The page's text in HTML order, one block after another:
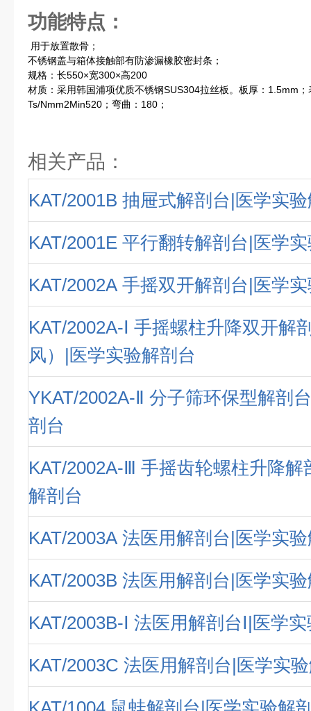
功能特点：
用于放置散骨；
不锈钢盖与箱体接触部有防渗漏橡胶密封条；
规格：长550×宽300×高200
材质：采用韩国浦项优质不锈钢SUS304拉丝板。板厚：1.5mm
Ts/Nmm2Min520；弯曲：180；
相关产品：
KAT/2001B 抽屉式解剖台|医学实
KAT/2001E 平行翻转解剖台|医学
KAT/2002A 手摇双开解剖台|医学
KAT/2002A-Ⅰ 手摇螺柱升降双开解
风）|医学实验解剖台
YKAT/2002A-Ⅱ 分子筛环保型解剖
剖台
KAT/2002A-Ⅲ 手摇齿轮螺柱升降解
解剖台
KAT/2003A 法医用解剖台|医学实
KAT/2003B 法医用解剖台|医学实
KAT/2003B-Ⅰ 法医用解剖台Ⅰ|医学
KAT/2003C 法医用解剖台|医学实